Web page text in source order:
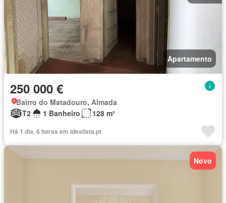
Apartamento
250 000 €
Bairro do Matadouro, Almada
T2
1 Banheiro 128 m²
Há 1 dia, 6 horas em idealista.pt
Novo